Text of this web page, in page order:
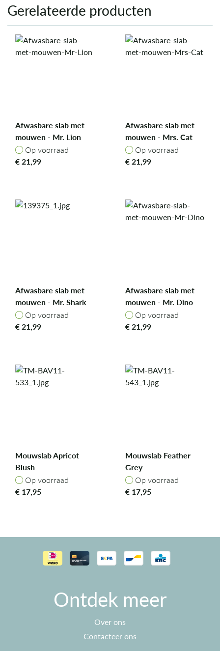
Gerelateerde producten
Afwasbare slab met
mouwen - Mr. Lion
Op voorraad
Op voorraad
€21,99
Afwasbare slab met
mouwen - Mrs. Cat
Op voorraad
Op voorraad
€21,99
Afwasbare slab met
mouwen - Mr. Shark
Op voorraad
Op voorraad
€21,99
Afwasbare slab met
mouwen - Mr. Dino
Op voorraad
Op voorraad
€21,99
Mouwslab Apricot
Blush
Op voorraad
Op voorraad
€ 17,95
Mouwslab Feather
Grey
Op voorraad
Op voorraad
€ 17,95
Ontdek meer
Over ons
Contacteer ons